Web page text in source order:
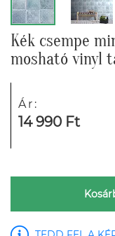
Kék csempe
mosható vinyl
Ár:
14 990 Ft